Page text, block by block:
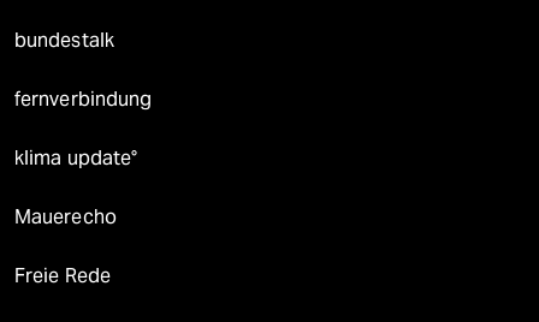
bundestalk
fernverbindung
klima update°
Mauerecho
Freie Rede